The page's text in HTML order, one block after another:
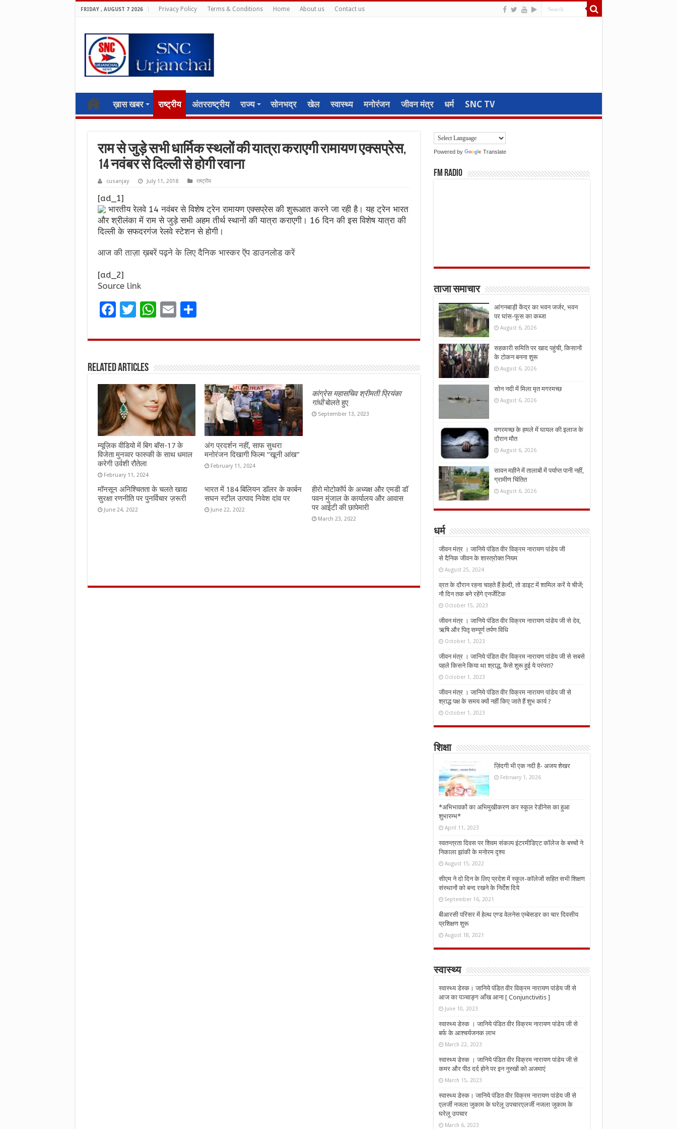
FRIDAY , AUGUST 7 2026 Privacy Policy Terms & Conditions Home About us Contact us
ख़ास खबर राष्ट्रीय अंतरराष्ट्रीय राज्य सोनभद्र खेल स्वास्थ्य मनोरंजन जीवन मंत्र धर्म SNC TV
राम से जुड़े सभी धार्मिक स्थलों की यात्रा कराएगी रामायण एक्सप्रेस,
14 नवंबर से दिल्ली से होगी रवाना
cusanjay July 11, 2018 राष्ट्रीय
[ad_1]
भारतीय रेलवे 14 नवंबर से विशेष ट्रेन रामायण एक्सप्रेस की शुरूआत करने जा रही है। यह ट्रेन भारत
और श्रीलंका में राम से जुड़े सभी अहम तीर्थ स्थानों की यात्रा कराएगी। 16 दिन की इस विशेष यात्रा की
दिल्ली के सफदरगंज रेलवे स्टेशन से होगी।
आज की ताज़ा ख़बरें पढ़ने के लिए दैनिक भास्कर ऍप डाउनलोड करें
[ad_2]
Source link
F
ce
o
o
k
T
it
r
W
at
A
p
p
E
ai
S
ar
Related Articles
म्यूज़िक वीडियो में बिग बॉस-17 के
विजेता मुनव्वर फारुकी के साथ धमाल
करेगी उर्वशी रौतेला
February 11, 2024
अंग प्रदर्शन नहीं, साफ सुथरा
मनोरंजन दिखागी फिल्म “खूनी आंख”
February 11, 2024
कांग्रेस महासचिव श्रीमती प्रियंका
गांधीबोलते हुए
September 13, 2023
मॉनसून अनिश्चितता के चलते खाद्य
सुरक्षा रणनीति पर पुनर्विचार ज़रूरी
June 24, 2022
भारत में 184 बिलियन डॉलर के कार्बन
सघन स्टील उत्पाद निवेश दांव पर
June 22, 2022
हीरो मोटोकॉर्प के अध्यक्ष और एमडी डॉ
पवन मुंजाल के कार्यालय और आवास
पर आईटी की छापेमारी
March 23, 2022
Powered by Translate
FM Radio
ताजा समाचार
आंगनबाड़ी केंद्र का भवन जर्जर, भवन
पर घांस-फूस का कब्जा
August 6, 2026
सहकारी समिति पर खाद पहुंची, किसानों
के टोकन बनना शुरू
August 6, 2026
सोन नदी में मिला मृत मगरमच्छ
August 6, 2026
मगरमच्छ के हमले में घायल की इलाज के
दौरान मौत
August 6, 2026
सावन महीने में तालाबों में पर्याप्त पानी नहीं,
ग्रामीण चिंतित
August 6, 2026
धर्म
जीवन मंत्र । जानिये पंडित वीर विक्रम नारायण पांडेय जी
से दैनिक जीवन के शास्त्रोक्त नियम
August 25, 2024
व्रत के दौरान रहना चाहते हैं हेल्दी, तो डाइट में शामिल करें ये चीजें;
नौ दिन तक बने रहेंगे एनर्जेटिक
October 15, 2023
जीवन मंत्र । जानिये पंडित वीर विक्रम नारायण पांडेय जी से देव,
ऋषि और पितृ सम्पूर्ण तर्पण विधि
October 1, 2023
जीवन मंत्र । जानिये पंडित वीर विक्रम नारायण पांडेय जी से सबसे
पहले किसने किया था श्राद्ध, कैसे शुरू हुई ये परंपरा?
October 1, 2023
जीवन मंत्र । जानिये पंडित वीर विक्रम नारायण पांडेय जी से
श्राद्ध पक्ष के समय क्यों नहीं किए जाते हैं शुभ कार्य ?
October 1, 2023
शिक्षा
ज़िंदगी भी एक नदी है- अजय शेखर
February 1, 2026
*अभिभावकों का अभिमुखीकरण कर स्कूल रेडीनेस का हुआ
शुभारम्भ*
April 11, 2023
स्वतन्त्रता दिवस पर शिवम संकल्प इंटरमीडिएट कॉलेज के बच्चों ने
निकाला झांकी के मनोरम दृश्य
August 15, 2022
सीएम ने दो दिन के लिए प्रदेश में स्कूल-कॉलेजों सहित सभी शिक्षण
संस्थानों को बन्द रखने के निर्देश दिये
September 16, 2021
बीआरसी परिसर में हेल्थ एण्ड वेलनेस एम्बेसडर का चार दिवसीय
प्रशिक्षण शुरू
August 18, 2021
स्वास्थ्य
स्वास्थ्य डेस्क। जानिये पंडित वीर विक्रम नारायण पांडेय जी से
आज का पञ्चाङ्ग आँख आना [ Conjunctivitis ]
June 10, 2023
स्वास्थ्य डेस्क । जानिये पंडित वीर विक्रम नारायण पांडेय जी से
बर्फ के आश्चर्यजनक लाभ
March 22, 2023
स्वास्थ्य डेस्क । जानिये पंडित वीर विक्रम नारायण पांडेय जी से
कमर और पीठ दर्द होने पर इन नुस्‍खों को अजमाएं
March 15, 2023
स्वास्थ्य डेस्क। जानिये पंडित वीर विक्रम नारायण पांडेय जी से
एलर्जी नजला जुकाम के घरेलू उपचारएलर्जी नजला जुकाम के
घरेलू उपचार
March 6, 2023